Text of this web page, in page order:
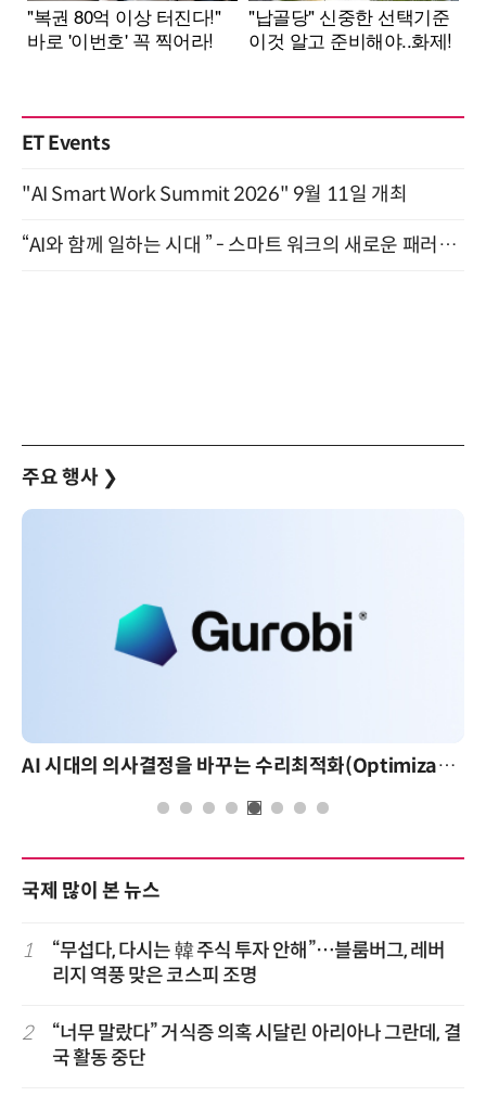
ET Events
"AI Smart Work Summit 2026" 9월 11일 개최
“AI와 함께 일하는 시대 ” - 스마트 워크의 새로운 패러다임 (9/11)
주요 행사 ❯
AI 시대의 의사결정을 바꾸는 수리최적화(Optimization): 실제 산업 적용 사례와 활용 전략
국제 많이 본 뉴스
1
“무섭다, 다시는 韓 주식 투자 안해”…블룸버그, 레버
리지 역풍 맞은 코스피 조명
2
“너무 말랐다” 거식증 의혹 시달린 아리아나 그란데, 결
국 활동 중단